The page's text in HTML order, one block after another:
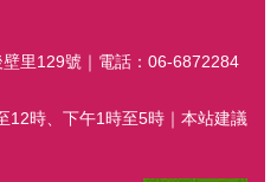
里129號｜電話：06-6872284
12時、下午1時至5時｜本站建議